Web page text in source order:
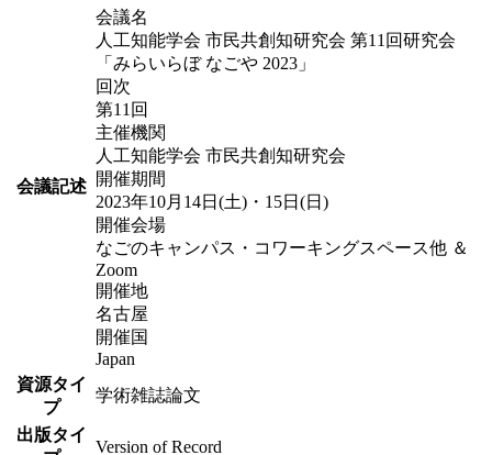
会議記述
会議名
人工知能学会 市民共創知研究会 第11回研究会
「みらいらぼ なごや 2023」
回次
第11回
主催機関
人工知能学会 市民共創知研究会
開催期間
2023年10月14日(土)・15日(日)
開催会場
なごのキャンパス・コワーキングスペース他 ＆
Zoom
開催地
名古屋
開催国
Japan
資源タイ
プ
学術雑誌論文
出版タイ
Version of Record